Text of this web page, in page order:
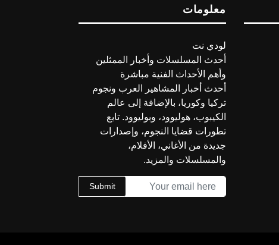
معلومات
لودي نت
أحدث المسلسلات وأخبار الممثلين
وأهم الأحداث الفنية مباشرة
أحدث أخبار المشاهير العرب ونجوم
تركيا وكوريا، بالإضافة إلى عالم
الكيبوب، هوليوود، وبوليوود. تابع
تطورات قضايا النجوم، وإصدارات
جديدة من الأغاني، الأفلام،
والمسلسلات والمزيد.
Submit